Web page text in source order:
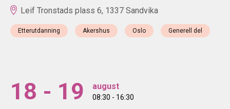
Leif Tronstads plass 6, 1337 Sandvika
Etterutdanning Akershus Oslo Generell del
18 - 19 august
08:30 - 16:30